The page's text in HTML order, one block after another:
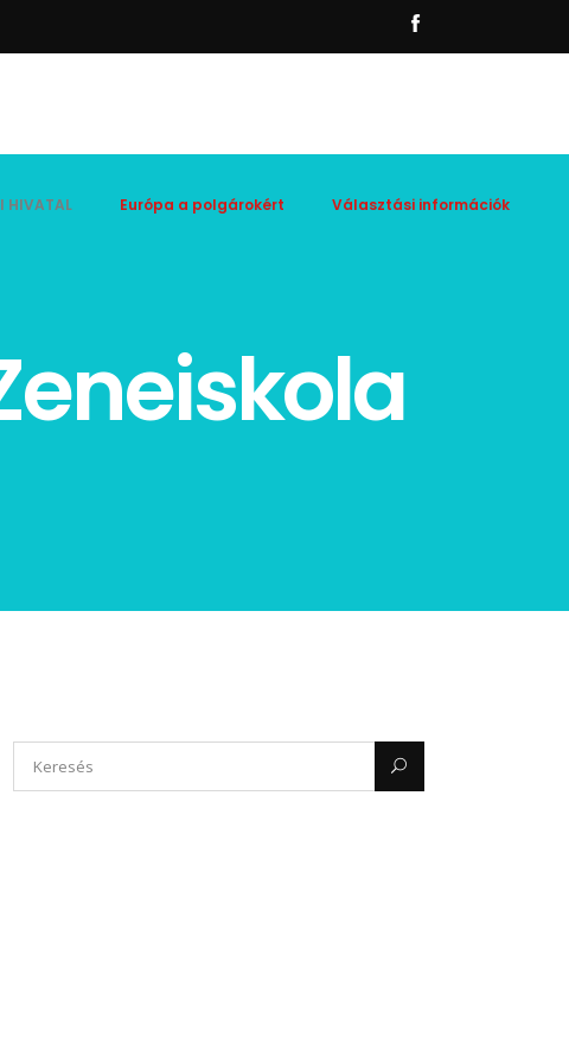
HIVATAL Európa a polgárokért Választási információk